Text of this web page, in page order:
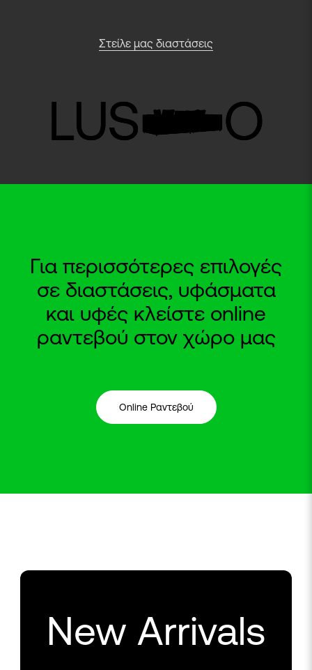
Στείλε μας διαστάσεις
Για περισσότερες επιλογές
σε διαστάσεις, υφάσματα
και υφές κλείστε online
ραντεβού στον χώρο μας
Online Ραντεβού
New Arrivals